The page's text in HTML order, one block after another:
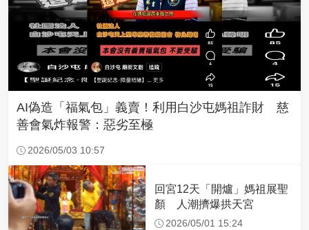
AI偽造「福氣包」義賣！利用白沙屯媽祖詐財 慈
善會氣炸報警：惡劣至極
2026/05/03 10:57
回宮12天「開爐」媽祖展聖
顏 人潮擠爆拱天宮
2026/05/01 15:24